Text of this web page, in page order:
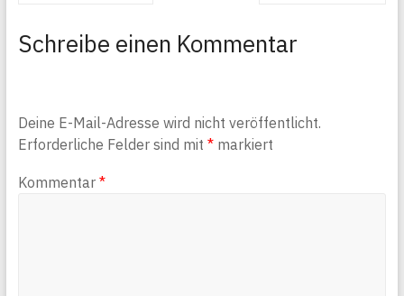
Schreibe einen Kommentar
Deine E-Mail-Adresse wird nicht veröffentlicht.
Erforderliche Felder sind mit *markiert
Kommentar *